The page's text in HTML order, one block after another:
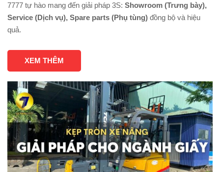
7777 tự hào mang đến giải pháp 3S: Showroom (Trưng bày),
Service (Dịch vụ), Spare parts (Phụ tùng) đồng bộ và hiệu
quả.
XEM THÊM